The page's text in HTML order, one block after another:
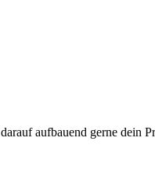
aufbauend gerne dein